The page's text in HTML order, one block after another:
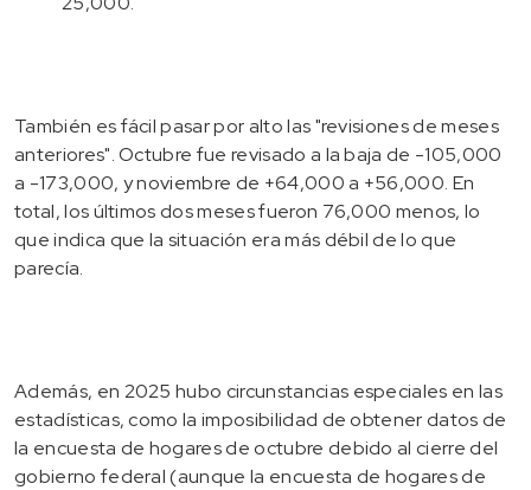
También es fácil pasar por alto las "revisiones de meses
anteriores". Octubre fue revisado a la baja de -105,000
a -173,000, y noviembre de +64,000 a +56,000. En
total, los últimos dos meses fueron 76,000 menos, lo
que indica que la situación era más débil de lo que
parecía.
Además, en 2025 hubo circunstancias especiales en las
estadísticas, como la imposibilidad de obtener datos de
la encuesta de hogares de octubre debido al cierre del
gobierno federal (aunque la encuesta de hogares de